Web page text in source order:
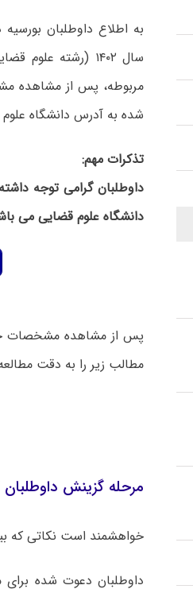
به اطلاع داوطلبان
سال ۱۴۰۲ (رشته
مربوطه، پس از مشاهده
شده به آدرس دانشگاه
تذکرات مهم:
داوطلبان گرامی توجه
دانشگاه علوم قضایی می
پس از مشاهده مشخصات
مطالب زیر را به دقت
مرحله گزینش
خواهشمند است نکاتی که
داوطلبان دعوت شده